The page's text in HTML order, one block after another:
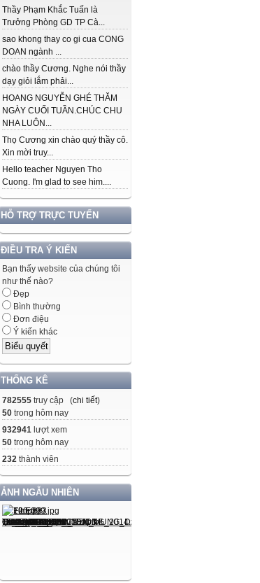
Thầy Phạm Khắc Tuấn là
Trưởng Phòng GD TP Cà...
sao khong thay co gi cua CONG
DOAN ngành ...
chào thầy Cương. Nghe nói thầy
dạy giỏi lắm phải...
HOANG NGUYỄN GHÉ THĂM
NGÀY CUỐI TUẦN.CHÚC CHU
NHA LUÔN...
Thọ Cương xin chào quý thầy cô.
Xin mời truy...
Hello teacher Nguyen Tho
Cuong. I'm glad to see him....
HỖ TRỢ TRỰC TUYẾN
ĐIỀU TRA Ý KIẾN
Bạn thấy website của chúng tôi
như thế nào?
Đẹp
Bình thường
Đơn điệu
Ý kiến khác
THỐNG KÊ
782555 truy cập (chi tiết)
50 trong hôm nay
932941 lượt xem
50 trong hôm nay
232 thành viên
ẢNH NGẪU NHIÊN